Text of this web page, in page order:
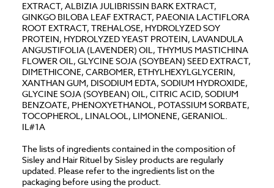
EXTRACT, ALBIZIA JULIBRISSIN BARK EXTRACT,
GINKGO BILOBA LEAF EXTRACT, PAEONIA LACTIFLORA
ROOT EXTRACT, TREHALOSE, HYDROLYZED SOY
PROTEIN, HYDROLYZED YEAST PROTEIN, LAVANDULA
ANGUSTIFOLIA (LAVENDER) OIL, THYMUS MASTICHINA
FLOWER OIL, GLYCINE SOJA (SOYBEAN) SEED EXTRACT,
DIMETHICONE, CARBOMER, ETHYLHEXYLGLYCERIN,
XANTHAN GUM, DISODIUM EDTA, SODIUM HYDROXIDE,
GLYCINE SOJA (SOYBEAN) OIL, CITRIC ACID, SODIUM
BENZOATE, PHENOXYETHANOL, POTASSIUM SORBATE,
TOCOPHEROL, LINALOOL, LIMONENE, GERANIOL.
IL#1A
The lists of ingredients contained in the composition of
Sisley and Hair Rituel by Sisley products are regularly
updated. Please refer to the ingredients list on the
packaging before using the product.